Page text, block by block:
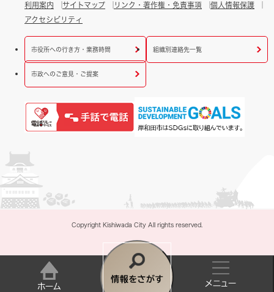
情
利用案内 サイトマップ リンク・著作権・免責事項
個人情報保護
アクセシビリティ
市役所への行き方・業務時間 組織別連絡先一覧
市政へのご意見・ご提案
Copyright Kishiwada City All rights reserved.